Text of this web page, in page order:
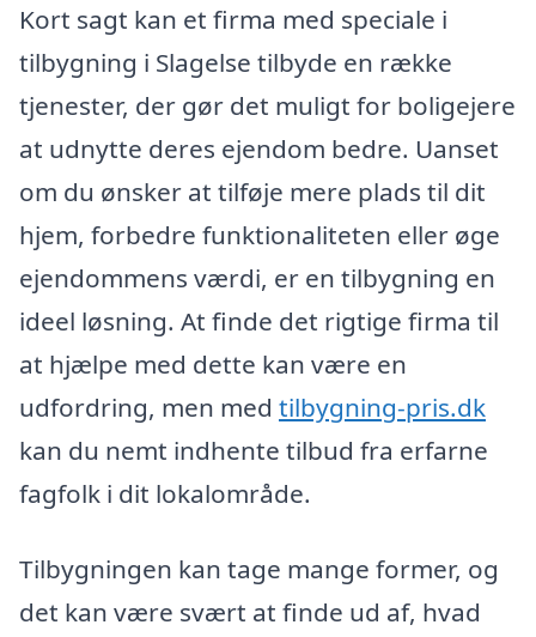
Kort sagt kan et firma med speciale i
tilbygning i Slagelse tilbyde en række
tjenester, der gør det muligt for boligejere
at udnytte deres ejendom bedre. Uanset
om du ønsker at tilføje mere plads til dit
hjem, forbedre funktionaliteten eller øge
ejendommens værdi, er en tilbygning en
ideel løsning. At finde det rigtige firma til
at hjælpe med dette kan være en
udfordring, men med tilbygning-pris.dk
kan du nemt indhente tilbud fra erfarne
fagfolk i dit lokalområde.
Tilbygningen kan tage mange former, og
det kan være svært at finde ud af, hvad